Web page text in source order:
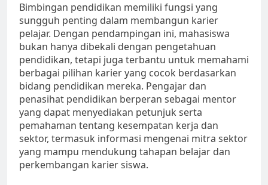
Bimbingan pendidikan memiliki fungsi yang
sungguh penting dalam membangun karier
pelajar. Dengan pendampingan ini, mahasiswa
bukan hanya dibekali dengan pengetahuan
pendidikan, tetapi juga terbantu untuk memahami
berbagai pilihan karier yang cocok berdasarkan
bidang pendidikan mereka. Pengajar dan
penasihat pendidikan berperan sebagai mentor
yang dapat menyediakan petunjuk serta
pemahaman tentang kesempatan kerja dan
sektor, termasuk informasi mengenai mitra sektor
yang mampu mendukung tahapan belajar dan
perkembangan karier siswa.